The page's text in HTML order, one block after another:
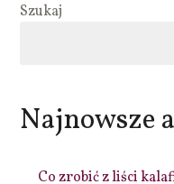
Szukaj
Najnowsze
Co zrobić z liści